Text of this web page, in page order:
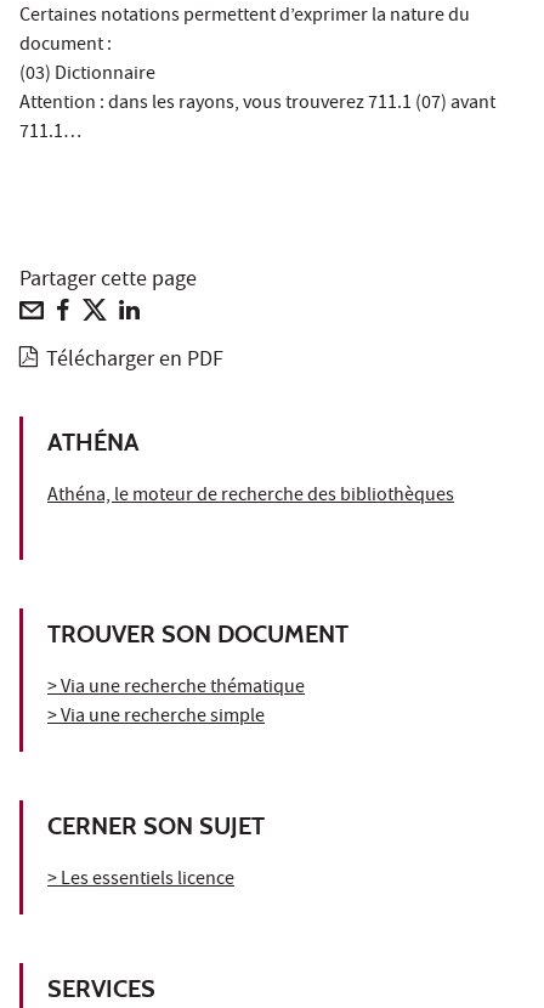
Certaines notations permettent d’exprimer la nature du
document :
(03) Dictionnaire
Attention : dans les rayons, vous trouverez 711.1 (07) avant
711.1…
Partager cette page
Télécharger en PDF
ATHÉNA
Athéna, le moteur de recherche des bibliothèques
TROUVER SON DOCUMENT
> Via une recherche thématique
> Via une recherche simple
CERNER SON SUJET
> Les essentiels licence
SERVICES